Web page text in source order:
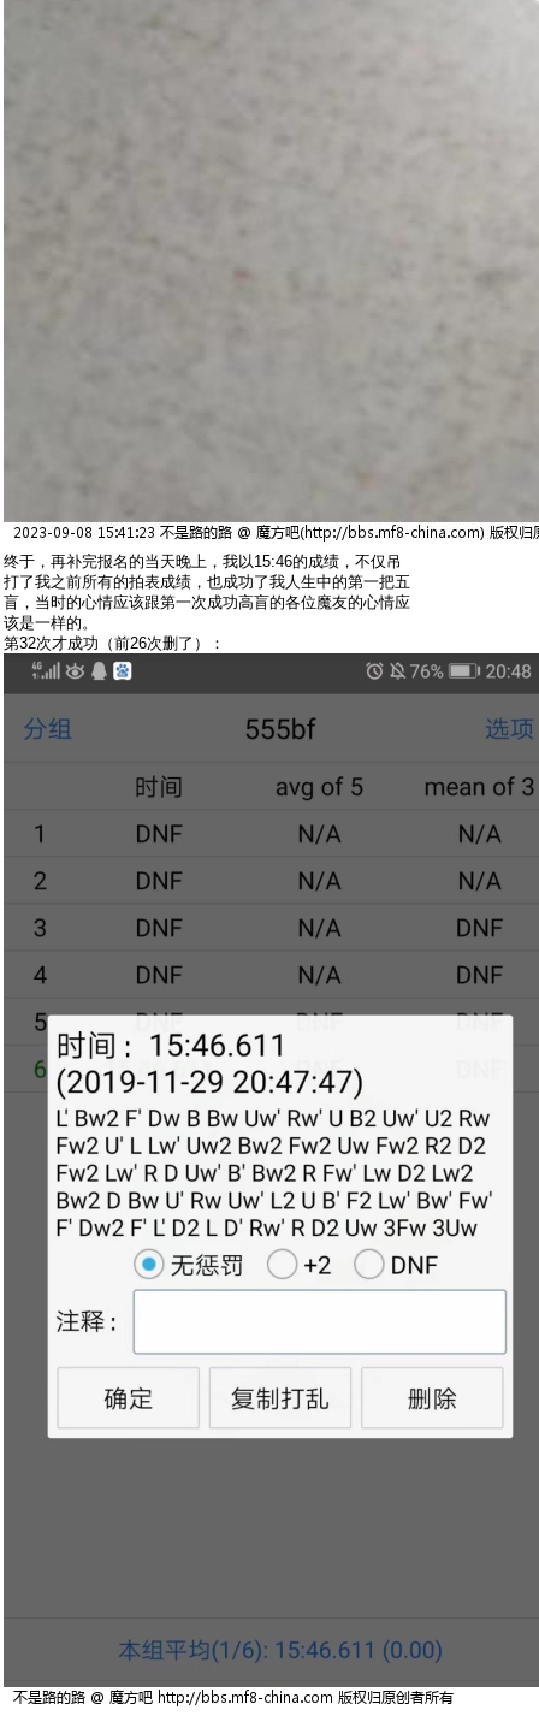
终于，再补完报名的当天晚上，我以15:46的成绩，不仅吊
打了我之前所有的拍表成绩，也成功了我人生中的第一把五
盲，当时的心情应该跟第一次成功高盲的各位魔友的心情应
该是一样的。
第32次才成功（前26次删了）：